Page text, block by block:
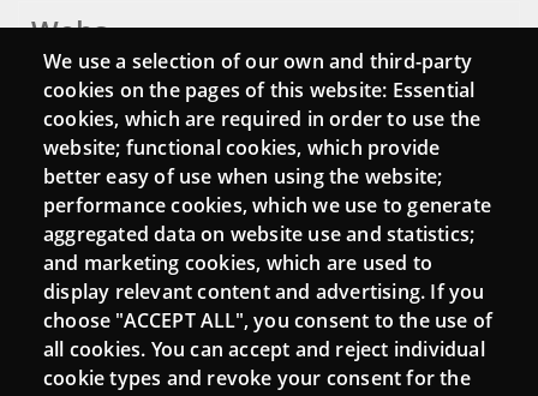
Webs
Login
Mattermost Punt TIC
Moodle CampusLab
Connect
Contact
Newsletters
We use a selection of our own and third-party
cookies on the pages of this website: Essential
cookies, which are required in order to use the
website; functional cookies, which provide
better easy of use when using the website;
performance cookies, which we use to generate
aggregated data on website use and statistics;
and marketing cookies, which are used to
display relevant content and advertising. If you
choose "ACCEPT ALL", you consent to the use of
all cookies. You can accept and reject individual
cookie types and revoke your consent for the